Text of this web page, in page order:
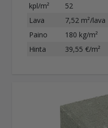
kpl/m²
52
Lava
7,52 m²/lava
Paino
180 kg/m²
Hinta
39,55 €/m²